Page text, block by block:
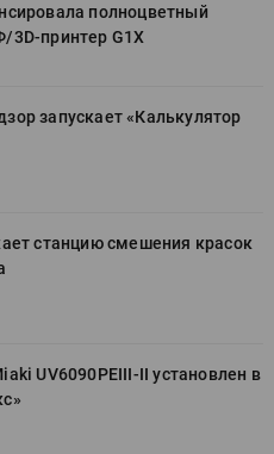
полноцветный
3D-принтер G1X
запускает «Калькулятор
станцию смешения красок
UV6090PEIII-II установлен в